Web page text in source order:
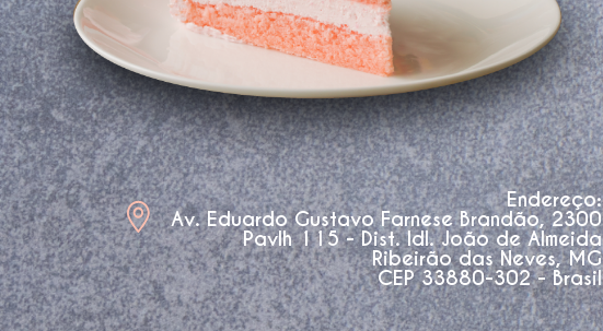
Endereço:
Av. Eduardo Gustavo Farnese Brandão, 2300
Pavlh 115 - Dist. Idl. João de Almeida
Ribeirão das Neves, MG
CEP 33880-302 - Brasil